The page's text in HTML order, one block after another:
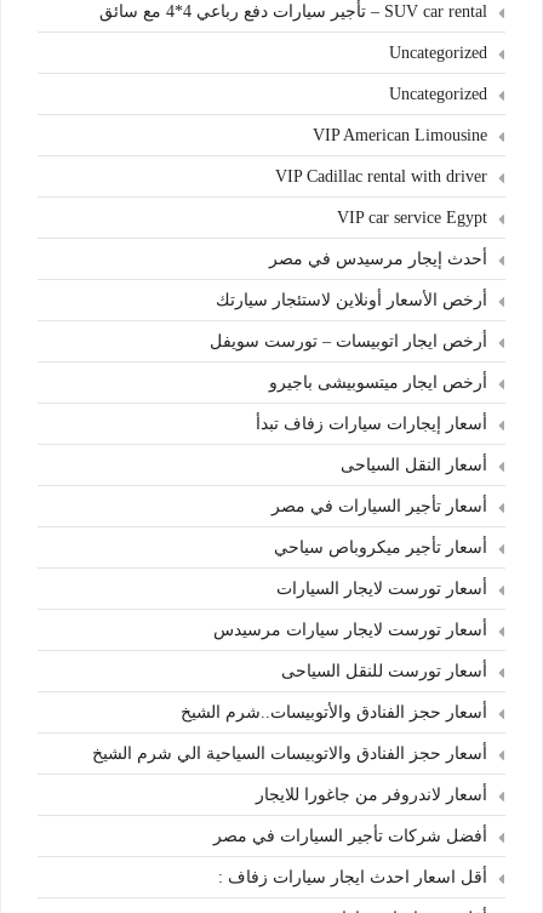
SUV car rental – تأجير سيارات دفع رباعي 4*4 مع سائق
Uncategorized
Uncategorized
VIP American Limousine
VIP Cadillac rental with driver
VIP car service Egypt
أحدث إيجار مرسيدس في مصر
أرخص الأسعار أونلاين لاستئجار سيارتك
أرخص ايجار اتوبيسات – تورست سويفل
أرخص ايجار ميتسوبيشى باجيرو
أسعار إيجارات سيارات زفاف تبدأ
أسعار النقل السياحى
أسعار تأجير السيارات في مصر
أسعار تأجير ميكروباص سياحي
أسعار تورست لايجار السيارات
أسعار تورست لايجار سيارات مرسيدس
أسعار تورست للنقل السياحى
أسعار حجز الفنادق والأتوبيسات..شرم الشيخ
أسعار حجز الفنادق والاتوبيسات السياحية الي شرم الشيخ
أسعار لاندروفر من جاغورا للايجار
أفضل شركات تأجير السيارات في مصر
أقل اسعار احدث ايجار سيارات زفاف :